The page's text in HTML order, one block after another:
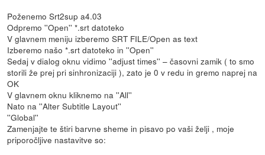
Poženemo Srt2sup a4.03
Odpremo ''Open'' *.srt datoteko
V glavnem meniju izberemo SRT FILE/Open as text
Izberemo našo *.srt datoteko in ''Open''
Sedaj v dialog oknu vidimo ''adjust times'' – časovni zamik ( to smo
storili že prej pri sinhronizaciji ), zato je 0 v redu in gremo naprej na
OK
V glavnem oknu kliknemo na ''All''
Nato na ''Alter Subtitle Layout''
''Global''
Zamenjajte te štiri barvne sheme in pisavo po vaši želji , moje
priporočljive nastavitve so: